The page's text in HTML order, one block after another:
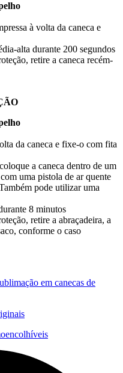
à volta da caneca e
alta durante 200 segundos
retire a caneca recém-
da caneca e fixe-o com fita
a caneca dentro de um
uma pistola de ar quente
pode utilizar uma
8 minutos
retire a abraçadeira, a
conforme o caso
em canecas de